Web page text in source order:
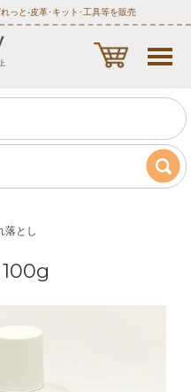
っと‐皮革･キット･工具等を販売
落とし